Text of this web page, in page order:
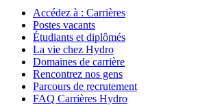
Accédez à : Carrières
Postes vacants
Étudiants et diplômés
La vie chez Hydro
Domaines de carrière
Rencontrez nos gens
Parcours de recrutement
FAQ Carrières Hydro